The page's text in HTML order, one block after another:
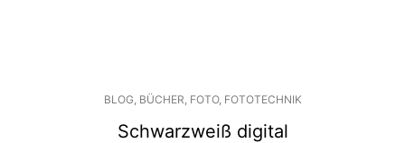
BLOG, BÜCHER, FOTO, FOTOTECHNIK
Schwarzweiß digital